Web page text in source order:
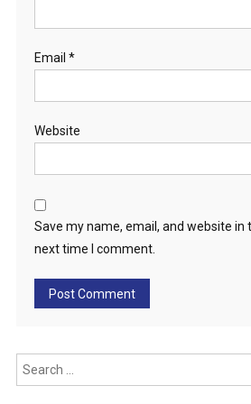
Email *
Website
Save my name, email, and website in
next time I comment.